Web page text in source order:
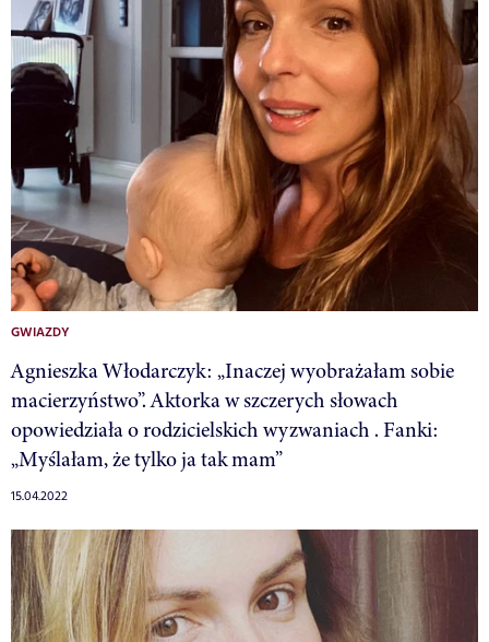
GWIAZDY
Agnieszka Włodarczyk: „Inaczej wyobrażałam sobie
macierzyństwo”. Aktorka w szczerych słowach
opowiedziała o rodzicielskich wyzwaniach . Fanki:
„Myślałam, że tylko ja tak mam”
15.04.2022